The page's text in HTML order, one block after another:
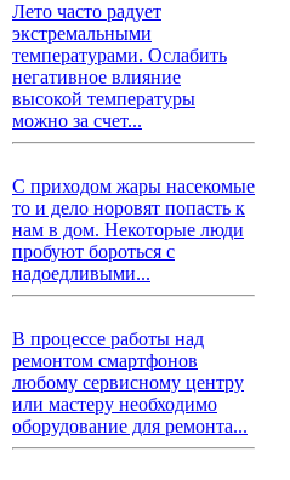
Лето часто радует
экстремальными
температурами. Ослабить
негативное влияние
высокой температуры
можно за счет...
С приходом жары насекомые
то и дело норовят попасть к
нам в дом. Некоторые люди
пробуют бороться с
надоедливыми...
В процессе работы над
ремонтом смартфонов
любому сервисному центру
или мастеру необходимо
оборудование для ремонта...